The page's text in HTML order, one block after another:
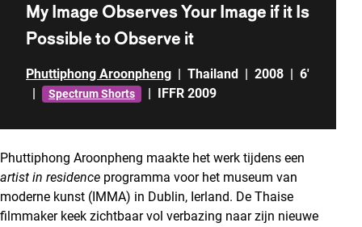
My Image Observes Your Image if it Is
Possible to Observe it
Phuttiphong Aroonpheng Thailand 2008
6'
Spectrum Shorts IFFR 2009
Phuttiphong Aroonpheng maakte het werk tijdens een
artist in residence programma voor het museum van
moderne kunst (IMMA) in Dublin, Ierland. De Thaise
filmmaker keek zichtbaar vol verbazing naar zijn nieuwe